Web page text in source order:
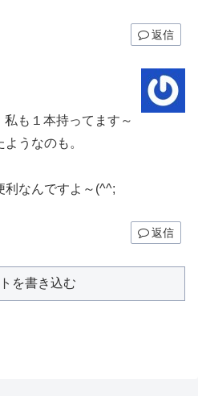
返信
も１本持ってます～
うなのも。
利なんですよ～(^^;
返信
を書き込む